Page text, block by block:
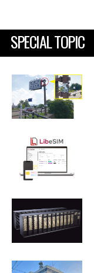
SPECIAL TOPIC